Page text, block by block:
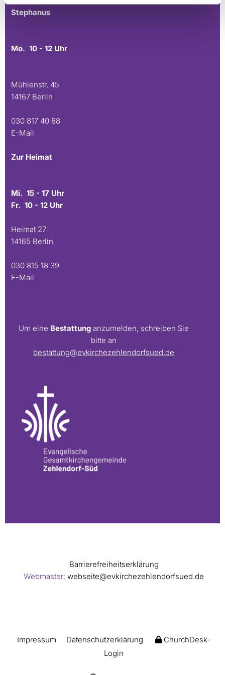
Stephanus
Mo. 10 - 12 Uhr
Mühlenstr. 45
14167 Berlin
030 817 40 88
E-Mail
Zur Heimat
Mi. 15 - 17 Uhr
Fr. 10 - 12 Uhr
Heimat 27
14165 Berlin
030 815 18 39
E-Mail
Um eine Bestattung anzumelden, schreiben Sie
bitte an
bestattung@evkirchezehlendorfsued.de
Barrierefreiheitserklärung
Webmaster: webseite@evkirchezehlendorfsued.de
Impressum Datenschutzerklärung
ChurchDesk-
Login